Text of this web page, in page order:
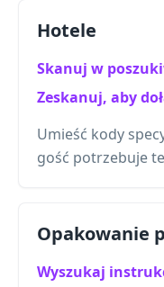
Hotele
Skanuj w
Zeskanuj, aby
Umieść kody
gość potrzebuje
Opakowanie
Wyszukaj